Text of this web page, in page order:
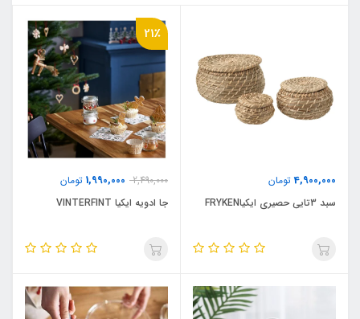
4,900,000تومان
سبد 3تایی حصیری ایکیاFRYKEN
21٪
2,490,000
1,990,000 تومان
جا ادویه ایکیا VINTERFINT